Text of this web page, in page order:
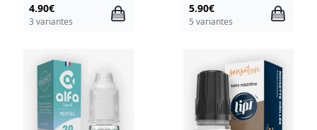
4.90€
3 variantes
5.90€
5 variantes